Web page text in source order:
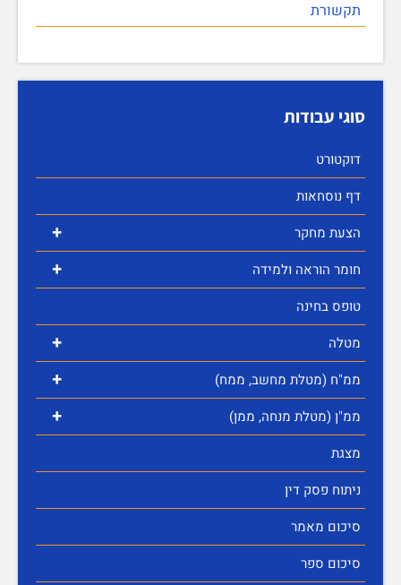
תקשורת
סוגי עבודות
דוקטורט
דף נוסחאות
+ הצעת מחקר
+
חומר הוראה ולמידה
טופס בחינה
+ מטלה
+ ממ"ח (מטלת מחשב, ממח)
+
ממ"ן (מטלת מנחה, ממן)
מצגת
ניתוח פסק דין
סיכום מאמר
סיכום ספר